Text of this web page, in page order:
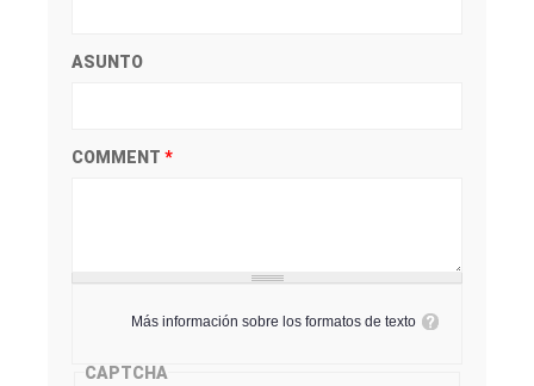
ASUNTO
COMMENT *
Más información sobre los formatos de texto
CAPTCHA